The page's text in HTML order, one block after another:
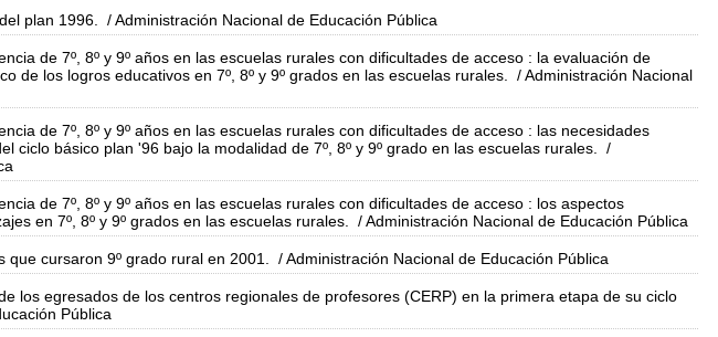
plan 1996. / Administración Nacional de Educación Pública
de 7º, 8º y 9º años en las escuelas rurales con dificultades de acceso : la evaluación de
de los logros educativos en 7º, 8º y 9º grados en las escuelas rurales.
/ Administración Nacional
de 7º, 8º y 9º años en las escuelas rurales con dificultades de acceso : las necesidades
ciclo básico plan '96 bajo la modalidad de 7º, 8º y 9º grado en las escuelas rurales.
/
de 7º, 8º y 9º años en las escuelas rurales con dificultades de acceso : los aspectos
en 7º, 8º y 9º grados en las escuelas rurales.
/ Administración Nacional de Educación Pública
cursaron 9º grado rural en 2001. / Administración Nacional de Educación Pública
los egresados de los centros regionales de profesores (CERP) en la primera etapa de su ciclo
Pública